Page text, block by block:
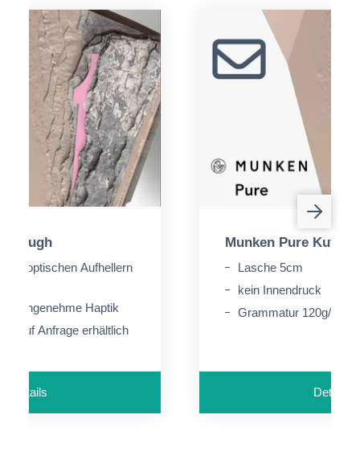
Rough
von optischen Aufhellern
angenehme Haptik
auf Anfrage erhältlich
Details
Munken Pure
Lasche 5cm
kein Innendruck
Grammatur 120g/m²
Details